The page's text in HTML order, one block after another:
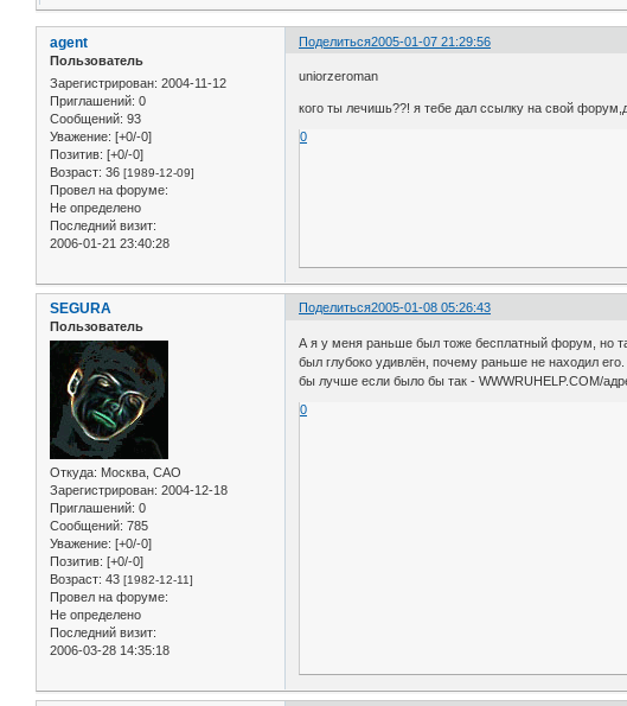
Поделиться2005-01-07 21:29:56
agent
Пользователь
Зарегистрирован: 2004-11-12
Приглашений: 0
Сообщений: 93
Уважение: [+0/-0]
Позитив: [+0/-0]
Возраст: 36 [1989-12-09]
Провел на форуме:
Не определено
Последний визит:
2006-01-21 23:40:28
uniorzeroman
кого ты лечишь??! я тебе дал ссылку на свой
0
Поделиться2005-01-08 05:26:43
SEGURA
Пользователь
Откуда: Москва, САО
Зарегистрирован: 2004-12-18
Приглашений: 0
Сообщений: 785
Уважение: [+0/-0]
Позитив: [+0/-0]
Возраст: 43 [1982-12-11]
Провел на форуме:
Не определено
Последний визит:
2006-03-28 14:35:18
А я у меня раньше был тоже бесплатный форум, но
был глубоко удивлён, почему раньше не находил
бы лучше если было бы так - WWWRUHELP.COM/
0